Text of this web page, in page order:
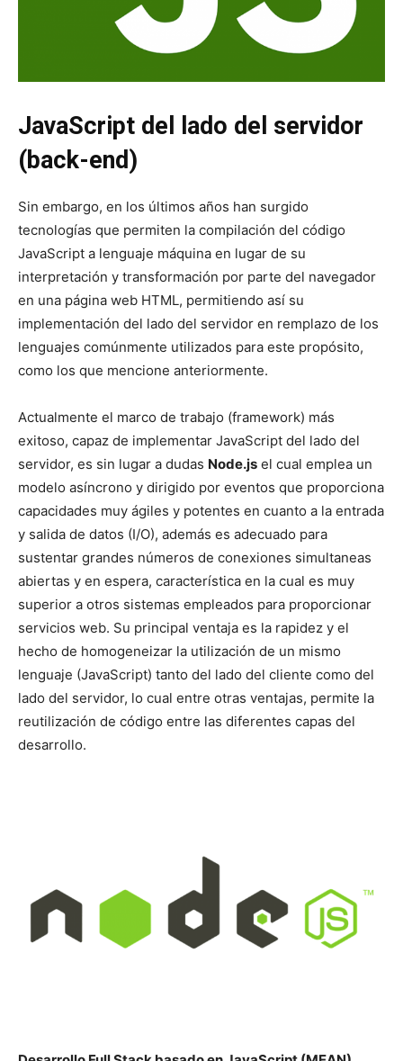
JavaScript del lado del servidor
(back-end)
Sin embargo, en los últimos años han surgido
tecnologías que permiten la compilación del código
JavaScript a lenguaje máquina en lugar de su
interpretación y transformación por parte del navegador
en una página web HTML, permitiendo así su
implementación del lado del servidor en remplazo de los
lenguajes comúnmente utilizados para este propósito,
como los que mencione anteriormente.
Actualmente el marco de trabajo (framework) más
exitoso, capaz de implementar JavaScript del lado del
servidor, es sin lugar a dudas Node.js el cual emplea un
modelo asíncrono y dirigido por eventos que proporciona
capacidades muy ágiles y potentes en cuanto a la entrada
y salida de datos (I/O), además es adecuado para
sustentar grandes números de conexiones simultaneas
abiertas y en espera, característica en la cual es muy
superior a otros sistemas empleados para proporcionar
servicios web. Su principal ventaja es la rapidez y el
hecho de homogeneizar la utilización de un mismo
lenguaje (JavaScript) tanto del lado del cliente como del
lado del servidor, lo cual entre otras ventajas, permite la
reutilización de código entre las diferentes capas del
desarrollo.